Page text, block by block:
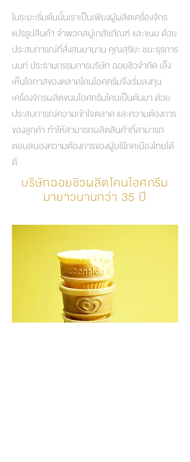
บริษัทฉอยชิว ผลิตโคนไอศกรีม
มายาวนานกว่า 35 ปี
ในระยะเริ่มต้นนั้นเราเป็นเพียงผู้ผลิตเครื่องจักร
แปรรูปสินค้า จำพวกสบู่เภสัชภัณฑ์ และขนม ด้วย
ประสบการณ์ที่สั่งสมมานาน คุณสุริยะ ชนะธุรการ
นนท์ ประธานกรรมการบริษัท ฉอยชิวจำกัด เล็ง
เห็นโอกาสของตลาดโคนไอศครีมจึงเริ่มลงทุน
เครื่องจักรผลิตขนมไอศกรีมโคนเป็นต้นมา ด้วย
ประสบการณ์ความเข้าใจตลาด และความต้องการ
ของลูกค้า ทำให้สามารถผลิตสินค้าที่สามารถ
ตอบสนองความต้องการของผู้บริโภคเมืองไทยได้
ดี